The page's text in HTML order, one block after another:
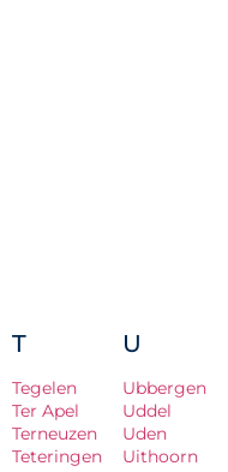
T
Tegelen
Ter Apel
Terneuzen
Teteringen
U
Ubbergen
Uddel
Uden
Uithoorn